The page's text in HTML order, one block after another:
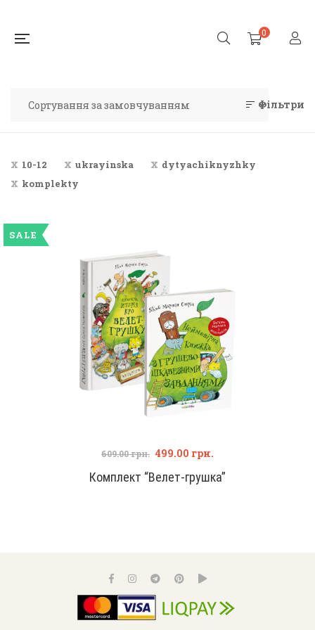
0
Фільтри
10-12 ukrayinska
dytyachiknyzhky
komplekty
SALE
Комплект “Велет-грушка”
609.00грн. 499.00 грн.